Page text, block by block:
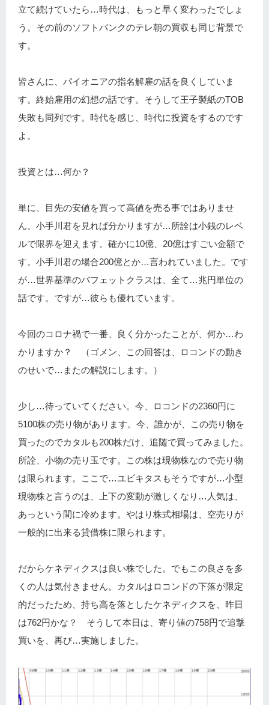
立て続けていたら…時代は、もっと早く変わったでしょ
う。その前のソフトバンクのテレ朝の買収も同じ背景で
す。
皆さんに、パイオニアの指名解雇の話を良くしていま
す。終始雇用の幻想の話です。そうして王子製紙のTOB
失敗も同列です。時代を感じ、時代に投資をするのです
よ。
投資とは…何か？
単に、目先の安値を買って高値を売る事ではありませ
ん。小手川君を見れば分かりますが…所詮は小銭のレベ
ルで限界を迎えます。確かに10億、20億はすごい金額で
す。小手川君の場合200億とか…言われていました。です
が…世界基準のバフェットクラスは、全て…兆円単位の
話です。ですが…彼らも優れています。
今回のコロナ禍で一番、良く分かったことが、何か…わ
かりますか？ （ゴメン、この回答は、ロコンドの動き
のせいで…またの解説にします。）
少し…待っていてください。今、ロコンドの2360円に
5100株の売り物があります。今、誰かが、この売り物を
買ったのでカタルも200株だけ、追随で買ってみました。
所詮、小物の売り玉です。この株は現物株なので売り物
は限られます。ここで…ユビキタスもそうですが…小型
現物株と言うのは、上下の変動が激しくなり…人気は、
あっという間に冷めます。やはり株式相場は、空売りが
一般的に出来る貸借株に限られます。
だからケネディクスは良い株でした。でもこの良さを多
くの人は気付きません。カタルはロコンドの下落が限定
的だったため、持ち高を落としたケネディクスを、昨日
は762円かな？ そうして本日は、寄り値の758円で追撃
買いを、再び…実施しました。